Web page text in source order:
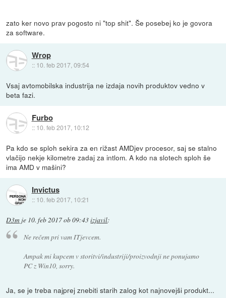
zato ker novo prav pogosto ni "top shit". Še posebej ko je govora
za software.
Wrop
:: 10. feb 2017, 09:54
Vsaj avtomobilska industrija ne izdaja novih produktov vedno v
beta fazi.
Furbo
:: 10. feb 2017, 10:12
Pa kdo se sploh sekira za en rižast AMDjev procesor, saj se stalno
vlačijo nekje kilometre zadaj za intlom. A kdo na slotech sploh še
ima AMD v mašini?
Invictus
:: 10. feb 2017, 10:21
D3m je 10. feb 2017 ob 09:43izjavil:
Ne rečem pri vam ITjevcem.
Ampak mi kupcem v storitvi/industriji/proizvodnji ne ponujamo
PC z Win10, sorry.
Ja, se je treba najprej znebiti starih zalog kot najnovejši produkt...